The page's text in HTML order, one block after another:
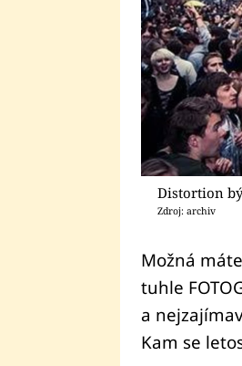
Distortion
Zdroj: archiv
Možná
tuhle
a
Kam se